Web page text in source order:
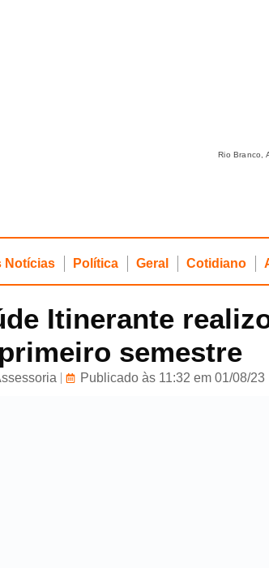
Rio Branco,
Notícias Política Geral Cotidiano
Itinerante
semestre
Publicado às 11:32 em 01/08/23